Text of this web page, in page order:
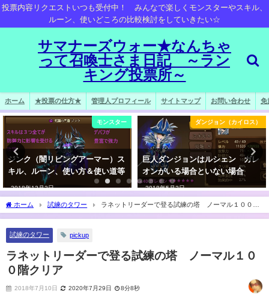
投票内容リクエストいつも受付中！ みんなで楽しくモンスターやスキル、
ルーン、使いどころの比較検討をしていきたい☆
サマナーズウォー★なんちゃ
って召喚士さま日記 ～ラン
キング投票所～
ホーム ★投票の仕方★ 管理人プロフィール サイトマップ お問い合わせ 免
ダンジョン（カイロス）
巨人ダンジョンはルシェン ガレ
オンがいる場合といない場合
2018年5月2日
モンスター
へモス選手インタビュー スキル
やルーンの注意点について
2017年12月31日
ホーム 試練のタワー
ラネットリーダーで登る試練の塔 ノーマル１００階
クリア
試練のタワー pickup
ラネットリーダーで登る試練の塔 ノーマル１０
０階クリア
2018年7月10日 2020年7月29日 8分8秒